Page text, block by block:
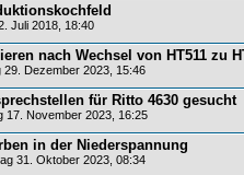
Juli 2018, 18:40
nach Wechsel von HT511 zu
29. Dezember 2023, 15:46
für Ritto 4630 gesucht
17. November 2023, 16:25
in der Niederspannung
31. Oktober 2023, 08:34